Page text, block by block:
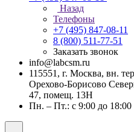
Назад
Телефоны
+7 (495) 847-08-11
8 (800) 511-77-51
Заказать звонок
info@labcsm.ru
115551, г. Москва, вн.
Орехово-Борисово
47, помещ. 13Н
Пн. – Пт.: с 9:00 до 18:00